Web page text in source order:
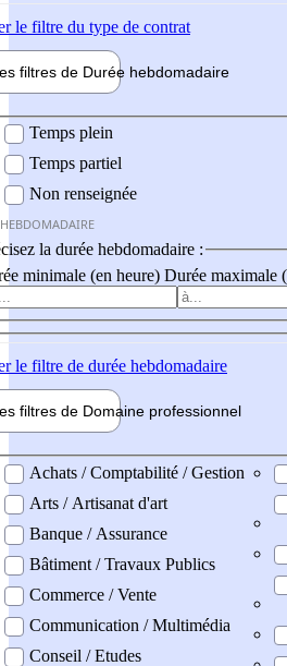
le filtre du type de contrat
filtres de Durée hebdomadaire
Temps plein
Temps partiel
Non renseignée
la durée hebdomadaire :
minimale (en heure) Durée maximale
le filtre de durée hebdomadaire
filtres de Domaine professionnel
professionel
Achats / Comptabilité / Gestion
Arts / Artisanat d'art
Banque / Assurance
Bâtiment / Travaux Publics
Commerce / Vente
Communication / Multimédia
Conseil / Etudes